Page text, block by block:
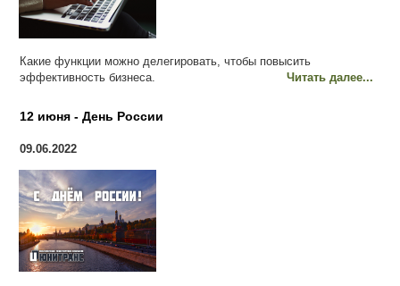
Какие функции можно делегировать, чтобы повысить
эффективность бизнеса.
Читать далее...
12 июня - День России
09.06.2022